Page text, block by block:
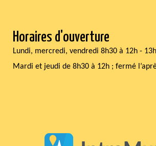
Horaires d'ouverture
Lundi, mercredi, vendredi 8h30 à 12h -
Mardi et jeudi de 8h30 à 12h ; fermé